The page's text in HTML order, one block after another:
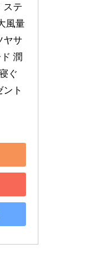
ステ
風量
ヤサ
潤
ぐ
ト